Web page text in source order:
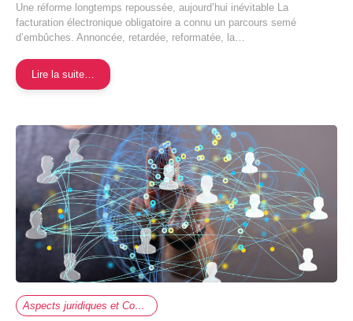
Une réforme longtemps repoussée, aujourd’hui inévitable La
facturation électronique obligatoire a connu un parcours semé
d’embûches. Annoncée, retardée, reformatée, la…
Lire la suite…
Aspects juridiques et Comptabilité